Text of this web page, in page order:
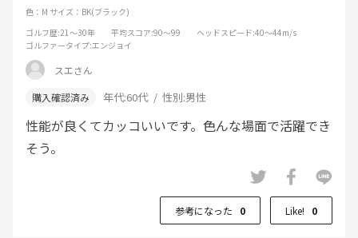
色：M サイズ：BK(ブラック)
ゴルフ歴:21～30年 平均スコア:90～99 ヘッドスピード:40～44m/s
ゴルファータイプ:エンジョイ
スエさん
年代:60代 性別:男性
性能が良くてカッコいいです。色んな場面で活躍でき
そう。
参考になった 0 Like! 0